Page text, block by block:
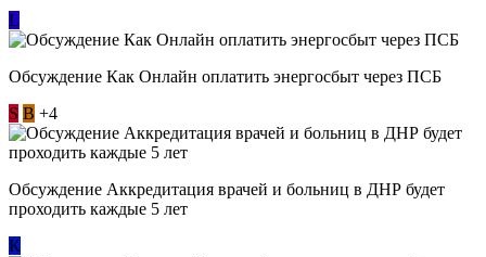
L
Обсуждение ​Как Онлайн оплатить энергосбыт через ПСБ
S В +4
Обсуждение Аккредитация врачей и больниц в ДНР будет
проходить каждые 5 лет
К